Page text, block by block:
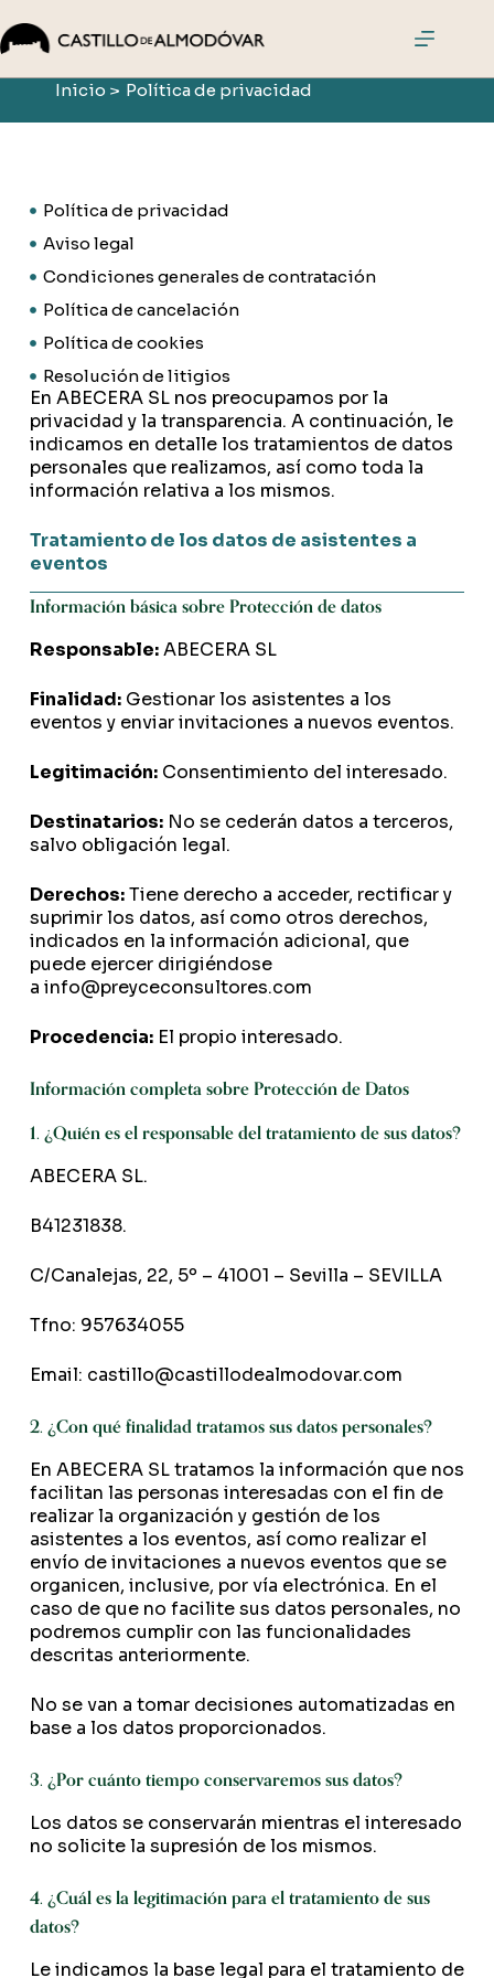
El
Castillo
Eventos
Cómo
Comprar
Inicio > Política de privacidad
Política de privacidad
Aviso legal
Condiciones generales de contratación
Política de cancelación
Política de cookies
Resolución de litigios
En ABECERA SL nos preocupamos por la
privacidad y la transparencia. A continuación, le
indicamos en detalle los tratamientos de datos
personales que realizamos, así como toda la
información relativa a los mismos.
Tratamiento de los datos de asistentes a
eventos
Información básica sobre Protección de datos
Responsable:ABECERA SL
Finalidad:Gestionar los asistentes a los
eventos y enviar invitaciones a nuevos eventos.
Legitimación:Consentimiento del interesado.
Destinatarios:No se cederán datos a terceros,
salvo obligación legal.
Derechos:Tiene derecho a acceder, rectificar y
suprimir los datos, así como otros derechos,
indicados en la información adicional, que
puede ejercer dirigiéndose
a info@preyceconsultores.com
Procedencia:El propio interesado.
Información completa sobre Protección de Datos
1. ¿Quién es el responsable del tratamiento de sus datos?
ABECERA SL.
B41231838.
C/Canalejas, 22, 5º – 41001 – Sevilla – SEVILLA
Tfno: 957634055
Email: castillo@castillodealmodovar.com
2. ¿Con qué finalidad tratamos sus datos personales?
En ABECERA SL tratamos la información que nos
facilitan las personas interesadas con el fin de
realizar la organización y gestión de los
asistentes a los eventos, así como realizar el
envío de invitaciones a nuevos eventos que se
organicen, inclusive, por vía electrónica. En el
caso de que no facilite sus datos personales, no
podremos cumplir con las funcionalidades
descritas anteriormente.
No se van a tomar decisiones automatizadas en
base a los datos proporcionados.
3. ¿Por cuánto tiempo conservaremos sus datos?
Los datos se conservarán mientras el interesado
no solicite la supresión de los mismos.
4. ¿Cuál es la legitimación para el tratamiento de sus
datos?
Le indicamos la base legal para el tratamiento de